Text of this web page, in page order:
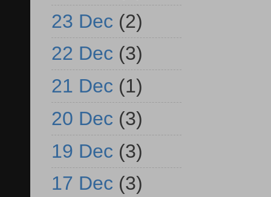
23 Dec (2)
22 Dec (3)
21 Dec (1)
20 Dec (3)
19 Dec (3)
17 Dec (3)